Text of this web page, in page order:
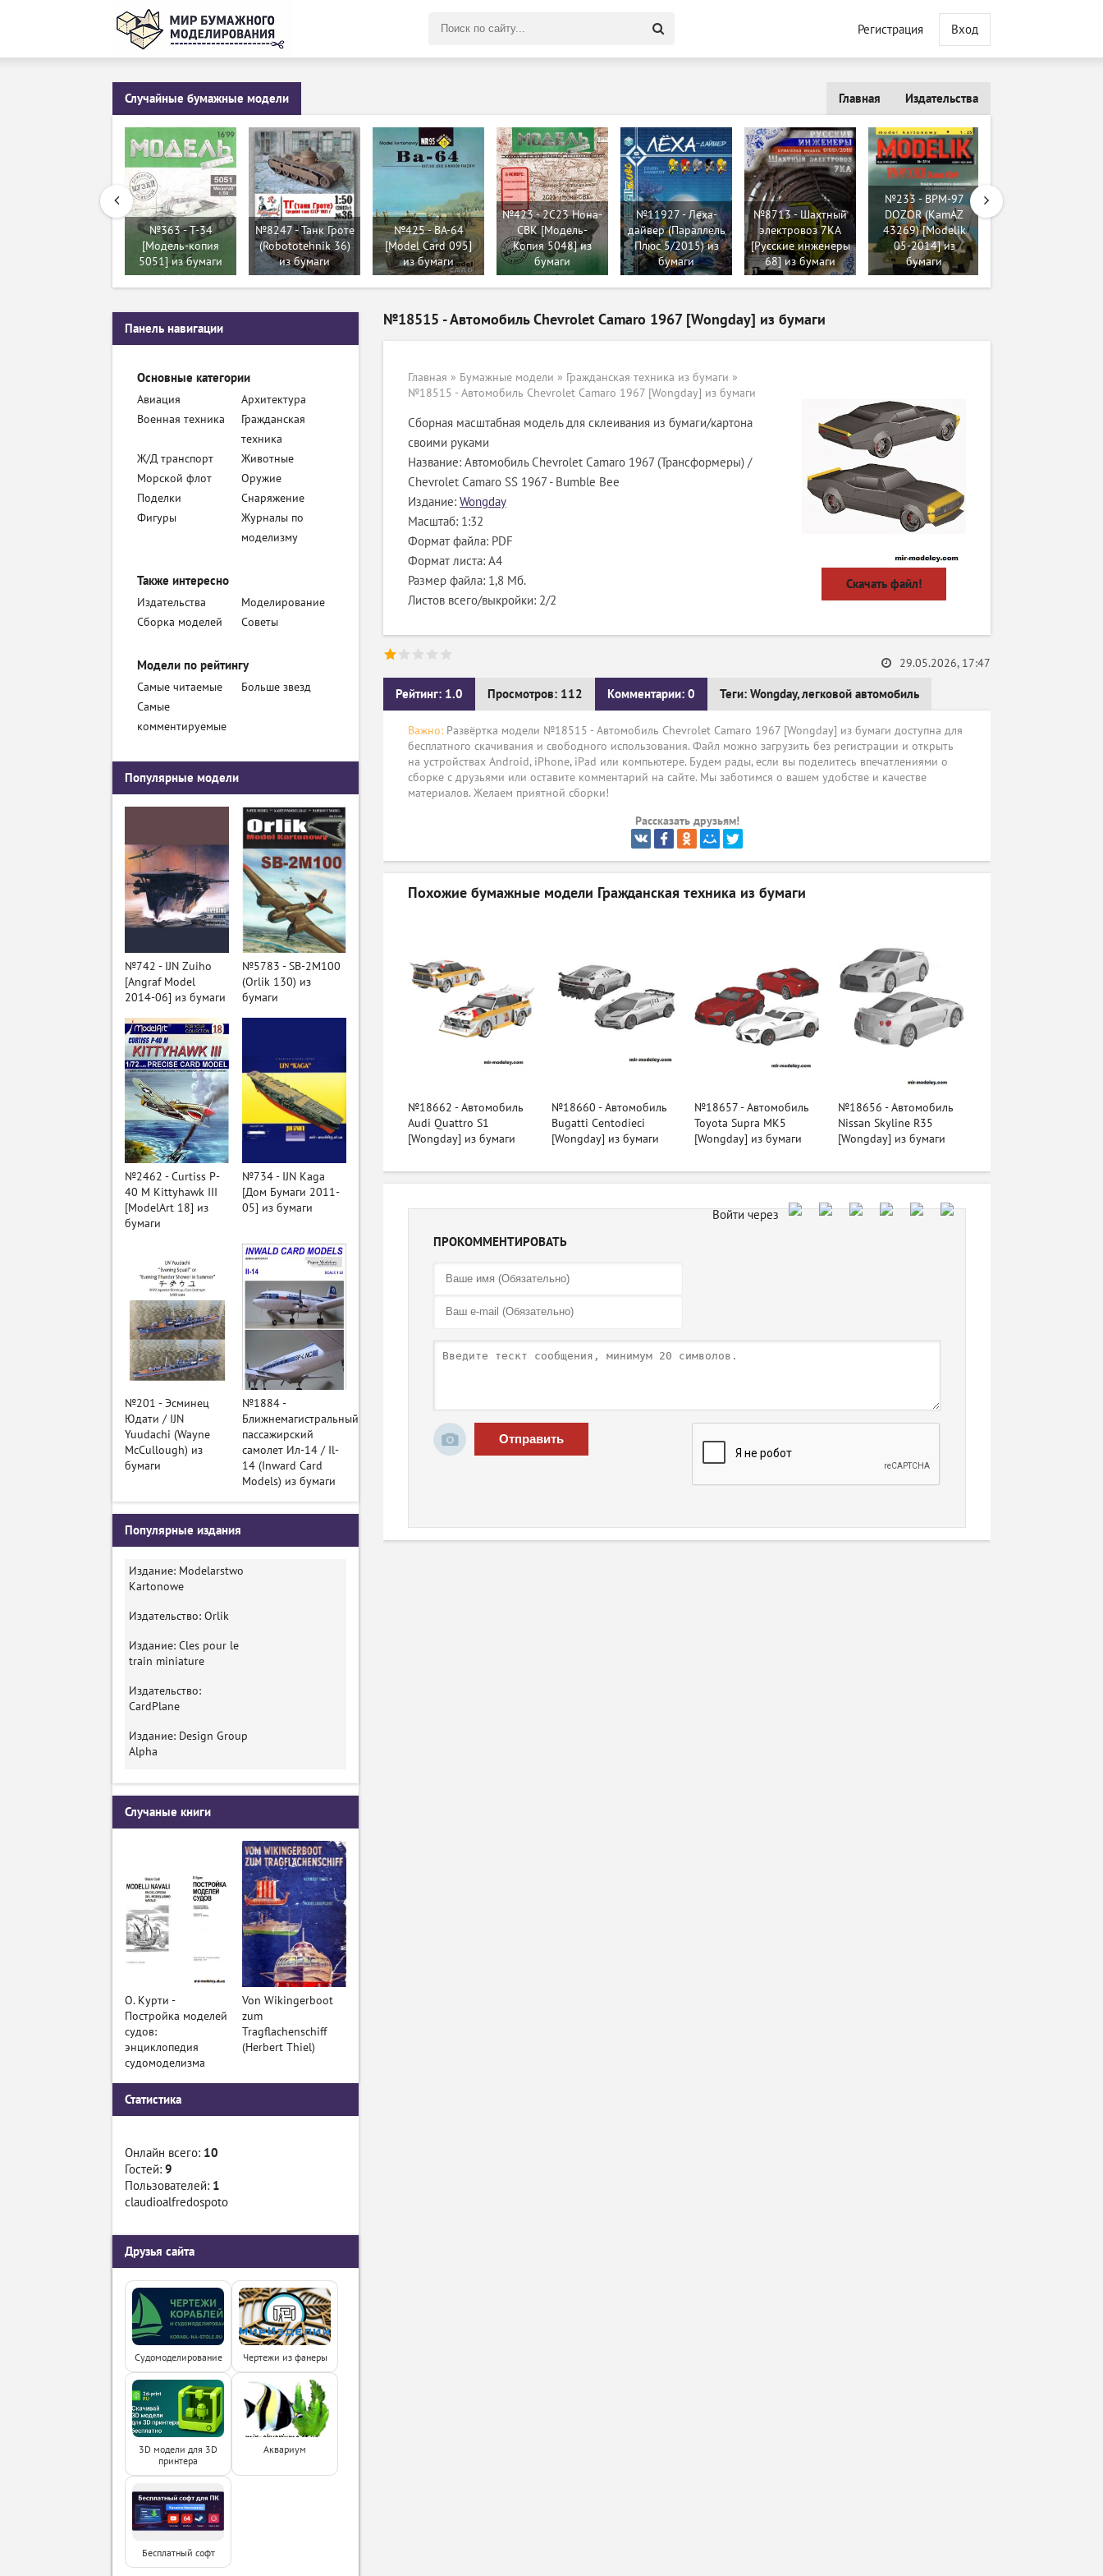
Регистрация Вход
Случайные бумажные модели Издательства
Главная
№363 - T-34
[Модель-копия
5051] из бумаги
№8247 - Танк Гроте
(Robototehnik 36)
из бумаги
№425 - BA-64
[Model Card 095]
из бумаги
№423 - 2C23 Нона-
СВК [Модель-
Копия 5048] из
бумаги
№11927 - Лёха-
дайвер (Параллель
Плюс 5/2015) из
бумаги
№8713 - Шахтный
электровоз 7КА
[Русские инженеры
68] из бумаги
№233 - BPM-97
DOZOR (KamAZ
43269) [Modelik
05-2014] из
бумаги
№18515 - Автомобиль Chevrolet Camaro 1967 [Wongday] из бумаги
Главная » Бумажные модели » Гражданская техника из бумаги »
№18515 - Автомобиль Chevrolet Camaro 1967 [Wongday] из бумаги
Сборная масштабная модель для склеивания из бумаги/картона
своими руками
Название: Автомобиль Chevrolet Camaro 1967 (Трансформеры) /
Chevrolet Camaro SS 1967 - Bumble Bee
Издание: Wongday
Масштаб: 1:32
Формат файла: PDF
Формат листа: А4
Размер файла: 1,8 Мб.
Листов всего/выкройки: 2/2
Скачать файл!
Рейтинг: 1.0 Просмотров: 112 Комментарии: 0 Теги: Wongday,легковой автомобиль
29.05.2026, 17:47
Важно: Развёртка модели №18515 - Автомобиль Chevrolet Camaro 1967 [Wongday] из бумаги доступна для
бесплатного скачивания и свободного использования. Файл можно загрузить без регистрации и открыть
на устройствах Android, iPhone, iPad или компьютере. Будем рады, если вы поделитесь впечатлениями о
сборке с друзьями или оставите комментарий на сайте. Мы заботимся о вашем удобстве и качестве
материалов. Желаем приятной сборки!
Рассказать друзьям!
Похожие бумажные модели Гражданская техника из бумаги
№18662 - Автомобиль
Audi Quattro S1
[Wongday] из бумаги
№18660 - Автомобиль
Bugatti Centodieci
[Wongday] из бумаги
№18657 - Автомобиль
Toyota Supra MK5
[Wongday] из бумаги
№18656 - Автомобиль
Nissan Skyline R35
[Wongday] из бумаги
ПРОКОММЕНТИРОВАТЬ
Отправить
Панель навигации
Основные категории
Авиация
Архитектура
Военная техника
Гражданская
техника
Ж/Д транспорт
Животные
Морской флот
Оружие
Поделки
Снаряжение
Фигуры
Журналы по
моделизму
Также интересно
Издательства
Моделирование
Сборка моделей
Советы
Модели по рейтингу
Самые читаемые
Больше звезд
Самые
комментируемые
Популярные модели
№742 - IJN Zuiho
[Angraf Model
2014-06] из бумаги
№5783 - SB-2M100
(Orlik 130) из
бумаги
№2462 - Curtiss P-
40 M Kittyhawk III
[ModelArt 18] из
бумаги
№734 - IJN Kaga
[Дом Бумаги 2011-
05] из бумаги
№201 - Эсминец
Юдати / IJN
Yuudachi (Wayne
McCullough) из
бумаги
№1884 -
Ближнемагистральный
пассажирский
самолет Ил-14 / Il-
14 (Inward Card
Models) из бумаги
Популярные издания
Издание: Modelarstwo
Kartonowe
Издательство: Orlik
Издание: Cles pour le
train miniature
Издательство:
CardPlane
Издание: Design Group
Alpha
Случаные книги
О. Курти -
Постройка моделей
судов:
энциклопедия
судомоделизма
Von Wikingerboot
zum
Tragflachenschiff
(Herbert Thiel)
Статистика
Онлайн всего: 10
Гостей: 9
Пользователей: 1
claudioalfredospoto
Друзья сайта
Судомоделирование Чертежи из фанеры
3D модели для 3D
принтера
Аквариум
Бесплатный софт